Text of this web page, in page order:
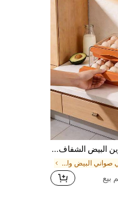
صندوق تخزين البيض الشفاف ذو الطبقتين وال- 32 خلية، صينية بيض قابلة للتكديس للاستخدام المنزلي
في صواني البيض والسلال